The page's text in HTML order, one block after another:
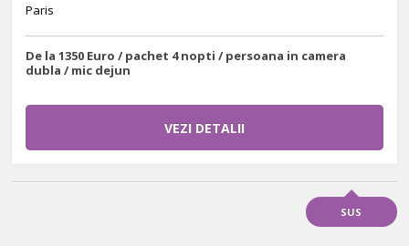
Paris
De la 1350 Euro / pachet 4 nopti / persoana in camera
dubla / mic dejun
VEZI DETALII
SUS